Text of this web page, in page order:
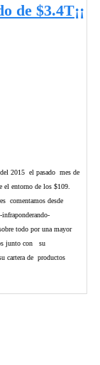
de $3.4T¡¡
2015 el pasado mes de
el entorno de los $109.
comentamos desde
todo por una mayor
junto con su
cartera de productos